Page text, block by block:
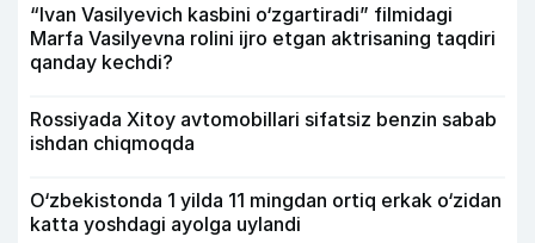
“Ivan Vasilyevich kasbini o‘zgartiradi” filmidagi
Marfa Vasilyevna rolini ijro etgan aktrisaning taqdiri
qanday kechdi?
Rossiyada Xitoy avtomobillari sifatsiz benzin sabab
ishdan chiqmoqda
O‘zbekistonda 1 yilda 11 mingdan ortiq erkak o‘zidan
katta yoshdagi ayolga uylandi